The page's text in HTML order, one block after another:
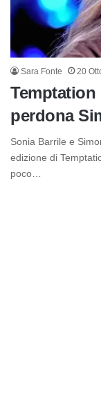
Sara Fonte 20
perdona
Sonia Barrile e
edizione di
poco…